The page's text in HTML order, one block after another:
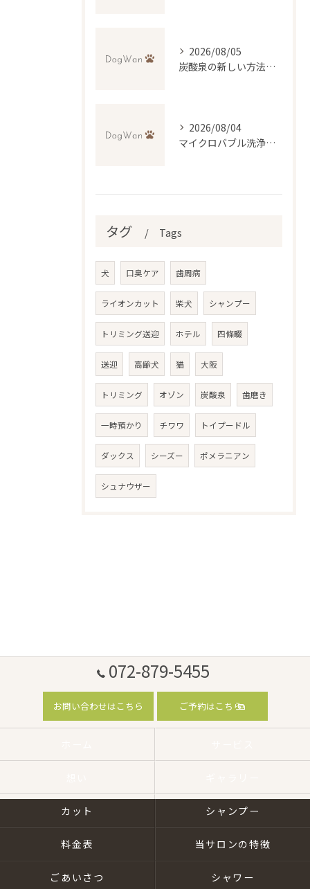
2026/08/05
炭酸泉の新しい方法で自宅再現と効果・デメリットを徹底比較
2026/08/04
マイクロバブル洗浄が叶える低刺激トリミングの魅力
タグ Tags
犬 口臭ケア 歯周病
ライオンカット 柴犬 シャンプー
トリミング送迎 ホテル 四條畷
送迎 高齢犬 猫 大阪
トリミング オゾン 炭酸泉 歯磨き
一時預かり チワワ トイプードル
ダックス シーズー ポメラニアン
シュナウザー
072-879-5455
お問い合わせはこちら ご予約はこちら
カット シャンプー
料金表 当サロンの特徴
ごあいさつ シャワー